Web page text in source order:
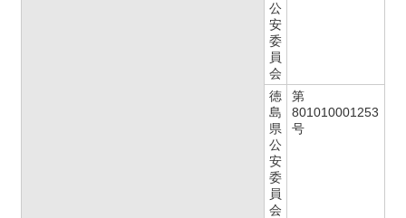
公
安
委
員
会
徳
島
県
公
安
委
員
会
第
801010001253
号